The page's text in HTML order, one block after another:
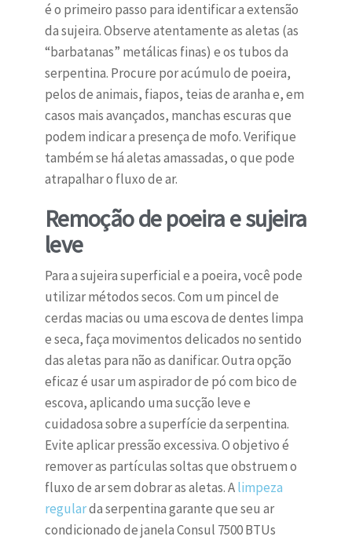
é o primeiro passo para identificar a extensão
da sujeira. Observe atentamente as aletas (as
“barbatanas” metálicas finas) e os tubos da
serpentina. Procure por acúmulo de poeira,
pelos de animais, fiapos, teias de aranha e, em
casos mais avançados, manchas escuras que
podem indicar a presença de mofo. Verifique
também se há aletas amassadas, o que pode
atrapalhar o fluxo de ar.
Remoção de poeira e sujeira
leve
Para a sujeira superficial e a poeira, você pode
utilizar métodos secos. Com um pincel de
cerdas macias ou uma escova de dentes limpa
e seca, faça movimentos delicados no sentido
das aletas para não as danificar. Outra opção
eficaz é usar um aspirador de pó com bico de
escova, aplicando uma sucção leve e
cuidadosa sobre a superfície da serpentina.
Evite aplicar pressão excessiva. O objetivo é
remover as partículas soltas que obstruem o
fluxo de ar sem dobrar as aletas. Alimpeza
regularda serpentina garante que seu ar
condicionado de janela Consul 7500 BTUs